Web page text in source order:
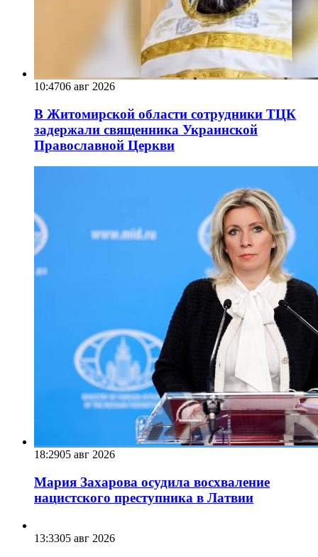
10:4706 авг 2026
В Житомирской области сотрудники ТЦК
задержали священника Украинской
Православной Церкви
18:2905 авг 2026
Мария Захарова осудила восхваление
нацистского преступника в Латвии
13:3305 авг 2026